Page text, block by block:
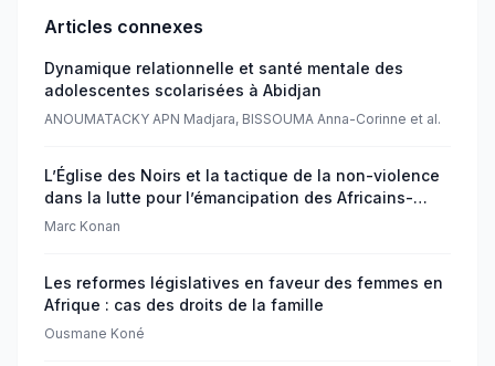
Articles connexes
Dynamique relationnelle et santé mentale des
adolescentes scolarisées à Abidjan
ANOUMATACKY APN Madjara, BISSOUMA Anna-Corinne et al.
L’Église des Noirs et la tactique de la non-violence
dans la lutte pour l’émancipation des Africains-
Americains : Une lecture de Go Tell it on the
Marc Konan
Les reformes législatives en faveur des femmes en
Afrique : cas des droits de la famille
Ousmane Koné